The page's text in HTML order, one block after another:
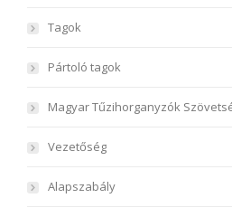
Tagok
Pártoló tagok
Magyar Tűzihorganyzók
Vezetőség
Alapszabály